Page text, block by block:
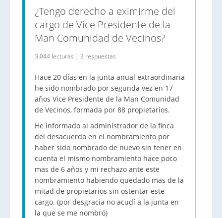
¿Tengo derecho a eximirme del
cargo de Vice Presidente de la
Man Comunidad de Vecinos?
3.044 lecturas | 3 respuestas
Hace 20 días en la junta anual extraordinaria
he sido nombrado por segunda vez en 17
años Vice Presidente de la Man Comunidad
de Vecinos, formada por 88 propietarios.
He informado al administrador de la finca
del desacuerdo en el nombramiento por
haber sido nombrado de nuevo sin tener en
cuenta el mismo nombramiento hace poco
mas de 6 años y mi rechazo ante este
nombramiento habiendo quedado mas de la
mitad de propietarios sin ostentar este
cargo. (por desgracia no acudí a la junta en
la que se me nombró)